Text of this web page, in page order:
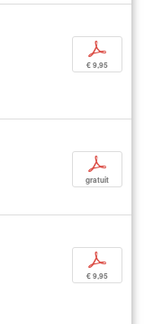
p
€ 9,95
p
gratuit
p
€ 9,95